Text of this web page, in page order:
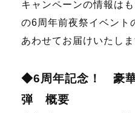
キャンペーンの情報は
の6周年前夜祭イベント
あわせてお届けいたしま
◆6周年記念！ 豪華
弾 概要